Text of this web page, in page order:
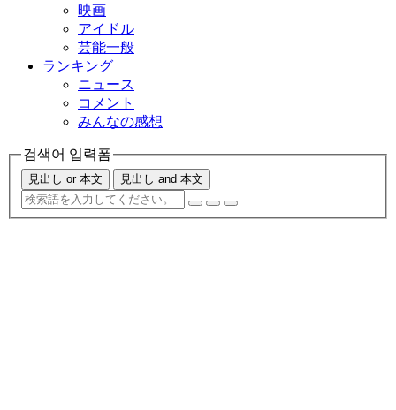
映画
アイドル
芸能一般
ランキング
ニュース
コメント
みんなの感想
검색어 입력폼
見出し or 本文 見出し and 本文